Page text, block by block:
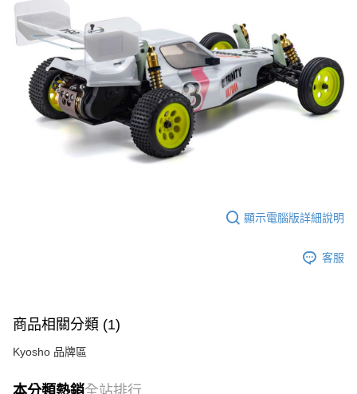
顯示電腦版詳細說明
客服
商品相關分類 (1)
Kyosho 品牌區
本分類熱銷全站排行